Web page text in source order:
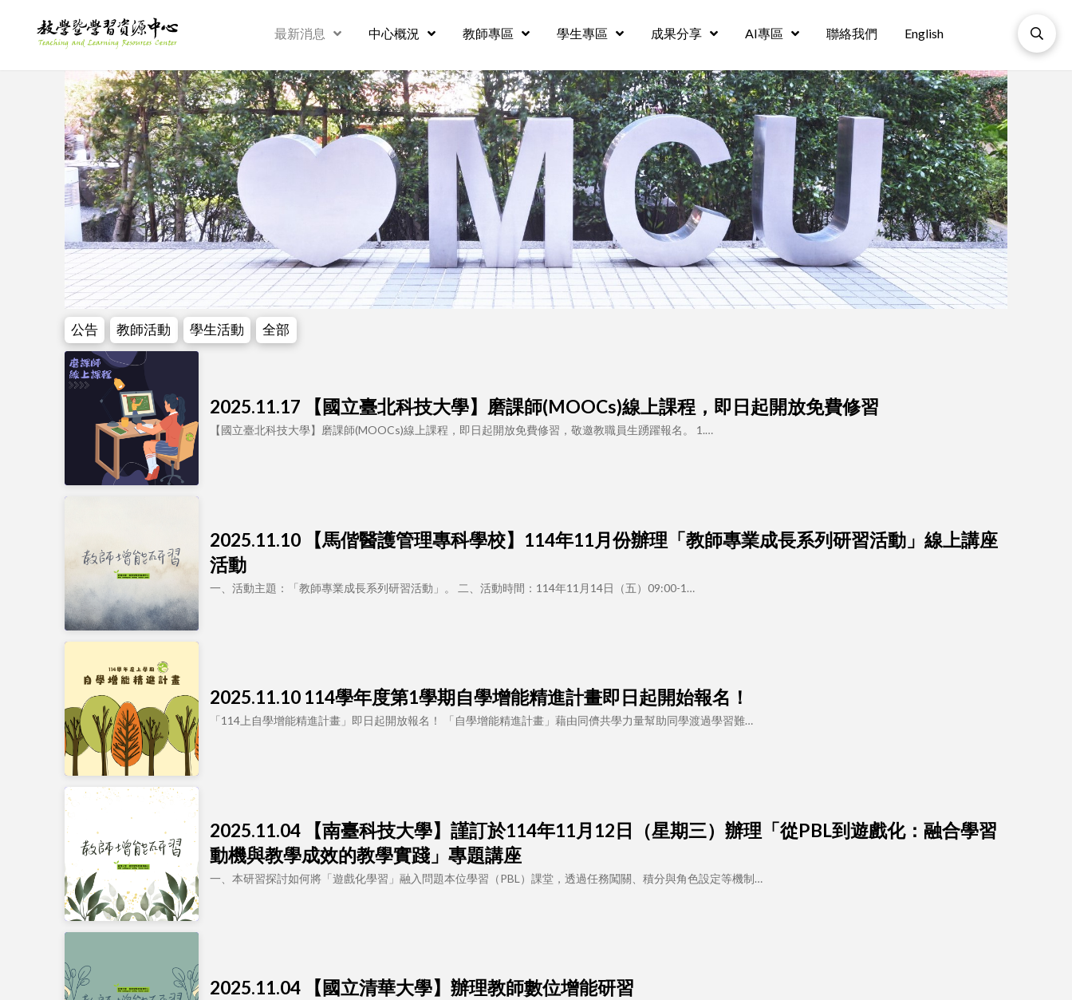
最新消息 中心概況 教師專區 學生專區 成果分享 AI專區 聯絡我們 English
公告 教師活動 學生活動 全部
2025.11.17 【國立臺北科技大學】磨課師(MOOCs)線上課程，即日起開放免費修習
【國立臺北科技大學】磨課師(MOOCs)線上課程，即日起開放免費修習，敬邀教職員生踴躍報名。 1.…
2025.11.10 【馬偕醫護管理專科學校】114年11月份辦理「教師專業成長系列研習活動」線上講座
活動
一、活動主題：「教師專業成長系列研習活動」。 二、活動時間：114年11月14日（五）09:00-1…
2025.11.10 114學年度第1學期自學增能精進計畫即日起開始報名！
「114上自學增能精進計畫」即日起開放報名！ 「自學增能精進計畫」藉由同儕共學力量幫助同學渡過學習難…
2025.11.04 【南臺科技大學】謹訂於114年11月12日（星期三）辦理「從PBL到遊戲化：融合學習
動機與教學成效的教學實踐」專題講座
一、本研習探討如何將「遊戲化學習」融入問題本位學習（PBL）課堂，透過任務闖關、積分與角色設定等機制…
2025.11.04 【國立清華大學】辦理教師數位增能研習